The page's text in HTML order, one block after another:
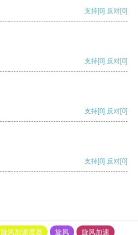
支持[0] 反对[0]
支持[0] 反对[0]
支持[0] 反对[0]
支持[0] 反对[0]
旋风加速度器 旋风 旋风加速